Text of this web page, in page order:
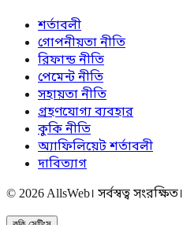
শর্তাবলী
গোপনীয়তা নীতি
রিফান্ড নীতি
পেমেন্ট নীতি
সহায়তা নীতি
গ্রহণযোগ্য ব্যবহার
কুকি নীতি
অ্যাফিলিয়েট শর্তাবলী
দাবিত্যাগ
© 2026 AllsWeb। সর্বস্বত্ব সংরক্ষিত।